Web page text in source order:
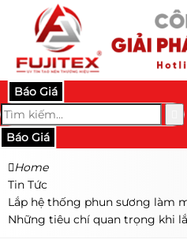
Báo Giá
Báo Giá
Home
Tin Tức
Lắp hệ thống phun sương làm
Những tiêu chí quan trọng khi